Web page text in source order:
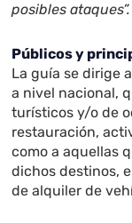
posibles ataques”.
Públicos y
La guía se dirige
a nivel nacional,
turísticos y/o de
restauración,
como a aquellas
dichos destinos,
de alquiler de